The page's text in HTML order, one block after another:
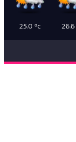
25.0 °c 26.6